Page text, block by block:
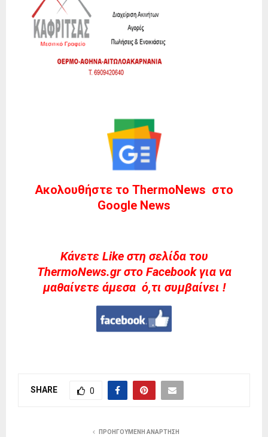
Ακολουθήστε το ThermoNews στο
Google News
Kάνετε Like στη σελίδα του
ThermoNews.gr στο Facebook για να
μαθαίνετε άμεσα ό,τι συμβαίνει !
SHARE 0
ΠΡΟΗΓΟΎΜΕΝΗ ΑΝΆΡΤΗΣΗ